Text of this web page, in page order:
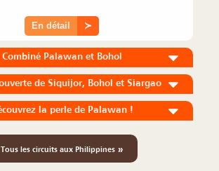
En détail ≻
Combiné Palawan et Bohol
de Siquijor, Bohol et Siargao
la perle de Palawan !
Tous les circuits aux Philippines»